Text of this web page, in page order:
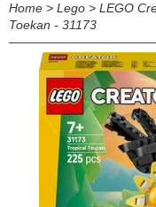
Home > Lego > LEGO
Toekan - 31173